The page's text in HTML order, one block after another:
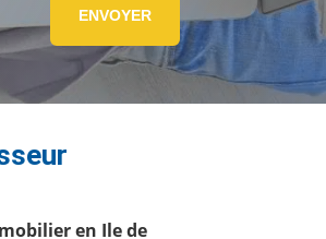
ENVOYER
en Ile de